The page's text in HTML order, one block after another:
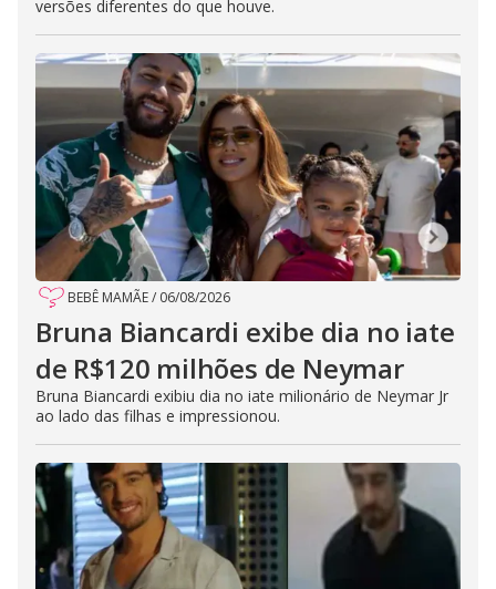
versões diferentes do que houve.
BEBÊ MAMÃE/ 06/08/2026
Bruna Biancardi exibe dia no iate
de R$120 milhões de Neymar
Bruna Biancardi exibiu dia no iate milionário de Neymar Jr
ao lado das filhas e impressionou.